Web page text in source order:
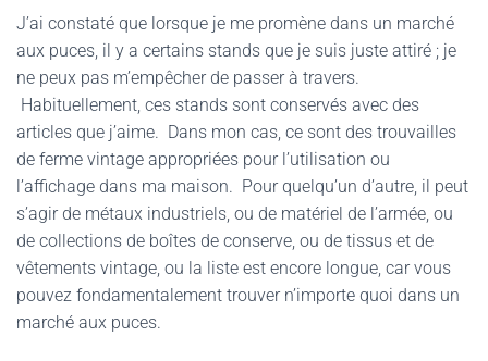
J’ai constaté que lorsque je me promène dans un marché
aux puces, il y a certains stands que je suis juste attiré ; je
ne peux pas m’empêcher de passer à travers.
Habituellement, ces stands sont conservés avec des
articles que j’aime. Dans mon cas, ce sont des trouvailles
de ferme vintage appropriées pour l’utilisation ou
l’affichage dans ma maison. Pour quelqu’un d’autre, il peut
s’agir de métaux industriels, ou de matériel de l’armée, ou
de collections de boîtes de conserve, ou de tissus et de
vêtements vintage, ou la liste est encore longue, car vous
pouvez fondamentalement trouver n’importe quoi dans un
marché aux puces.